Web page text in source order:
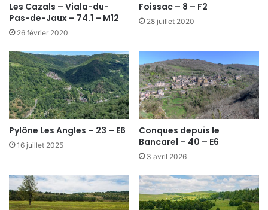
Les Cazals – Viala-du-
Pas-de-Jaux – 74.1 – M12
26 février 2020
Foissac – 8 – F2
28 juillet 2020
Pylône Les Angles – 23 – E6
16 juillet 2025
Conques depuis le
Bancarel – 40 – E6
3 avril 2026